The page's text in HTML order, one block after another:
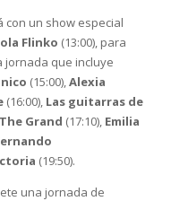
con un show especial
Flinko (13:00), para
jornada que incluye
(15:00),Alexia
(16:00),Las guitarras de
Grand (17:10),Emilia
(19:50).
una jornada de